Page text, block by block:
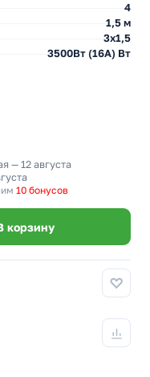
4
1,5 м
3х1,5
3500Вт (16А) Вт
— 12 августа
10 бонусов
корзину